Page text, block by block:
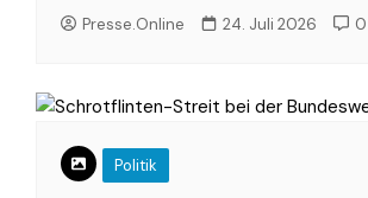
Presse.Online 24. Juli 2026 0
Politik